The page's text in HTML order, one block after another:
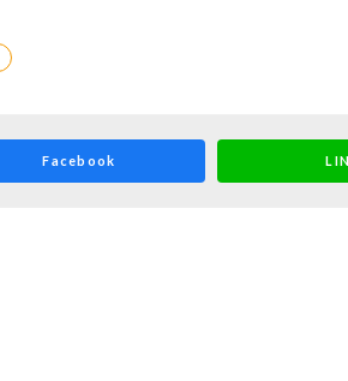
Facebook